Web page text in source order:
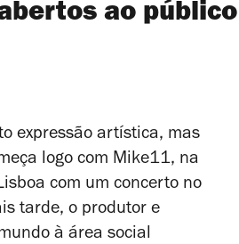
ao público
expressão artística, mas
logo com Mike11, na
com um concerto no
tarde, o produtor e
à área social